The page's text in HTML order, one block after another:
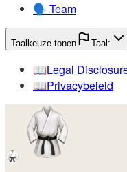
🗣️ Team
Taalkeuze tonen Taal:
📖️Legal
📖️Privacybeleid
🥋